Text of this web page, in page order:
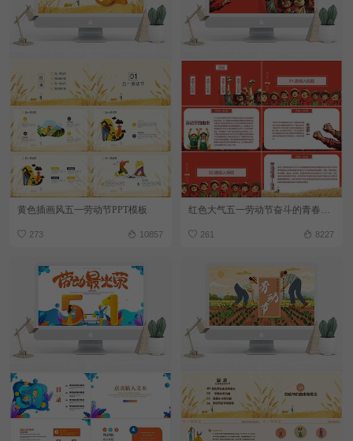
黄色插画风五一劳动节PPT模板
273 10857
红色大气五一劳动节奋斗的青春PPT模板
261 8227